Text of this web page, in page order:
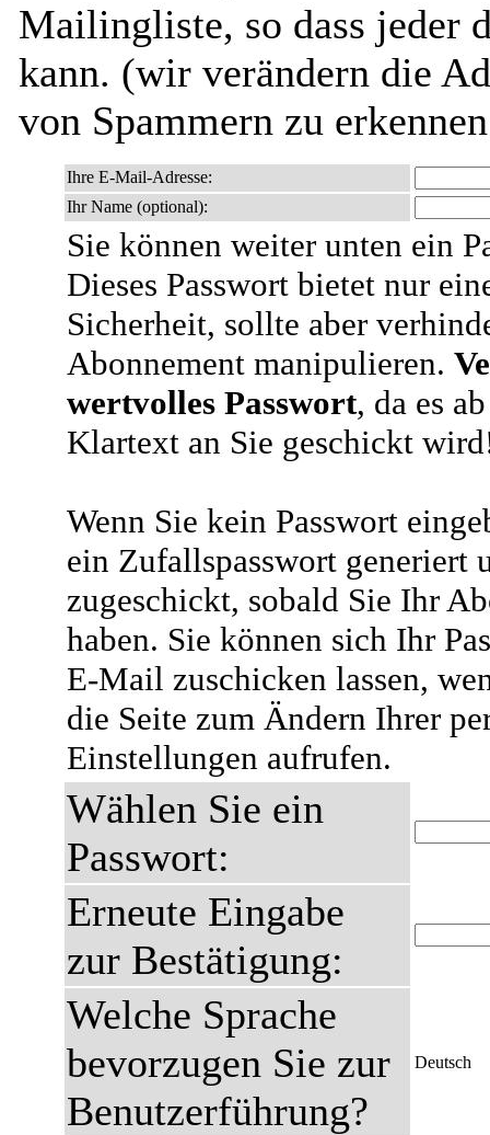
Mailingliste, so dass jeder
kann. (wir verändern die
von Spammern zu
Ihre E-Mail-Adresse:
Ihr Name (optional):
Sie können weiter unten ein
Dieses Passwort bietet nur
Sicherheit, sollte aber
Abonnement manipulieren.
wertvolles Passwort, da es
Klartext an Sie geschickt
Wenn Sie kein Passwort
ein Zufallspasswort generiert
zugeschickt, sobald Sie Ihr
haben. Sie können sich Ihr
E-Mail zuschicken lassen,
die Seite zum Ändern Ihrer
Einstellungen aufrufen.
Wählen Sie ein
Passwort:
Erneute Eingabe
zur Bestätigung:
Welche Sprache
bevorzugen Sie zur
Benutzerführung?
Deutsch